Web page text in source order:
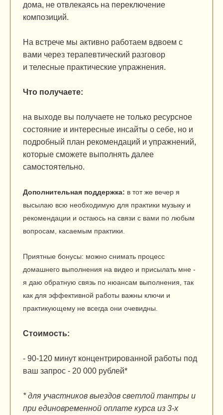
дома, не отвлекаясь на переключение
композиций.
На встрече мы активно работаем вдвоем с
вами через терапевтический разговор
и телесные практические упражнения.
Что получаете:
на выходе вы получаете не только ресурсное
состояние и интересные инсайты о себе, но и
подробный план рекомендаций и упражнений,
которые сможете выполнять далее
самостоятельно.
Дополнительная поддержка: в тот же вечер я
высылаю всю необходимую для практики музыку и
рекомендации и остаюсь на связи с вами по любым
вопросам, касаемым практики.
Приятные бонусы: можно снимать процесс
домашнего выполнения на видео и присылать мне -
я даю обратную связь по нюансам выполнения, так
как для эффективной работы важны ключи и
практикующему не всегда они очевидны.
Стоимость:
- 90-120 минут концентрированной работы под
ваш запрос - 20 000 рублей*
* для участников выездов светлой тантры и
при единовременной оплате курса из 3-х